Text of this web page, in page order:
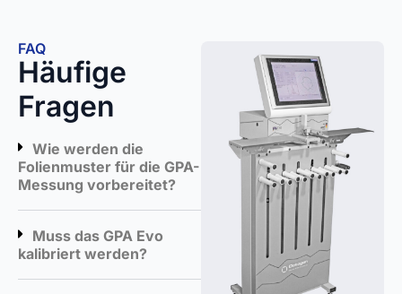
FAQ
Häufige
Fragen
Wie werden die
Folienmuster für die GPA-
Messung vorbereitet?
Muss das GPA Evo
kalibriert werden?